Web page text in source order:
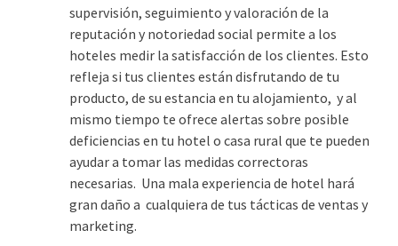
supervisión, seguimiento y valoración de la
reputación y notoriedad social permite a los
hoteles medir la satisfacción de los clientes. Esto
refleja si tus clientes están disfrutando de tu
producto, de su estancia en tu alojamiento, y al
mismo tiempo te ofrece alertas sobre posible
deficiencias en tu hotel o casa rural que te pueden
ayudar a tomar las medidas correctoras
necesarias. Una mala experiencia de hotel hará
gran daño a cualquiera de tus tácticas de ventas y
marketing.